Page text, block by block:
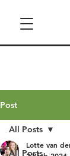
Post
All Posts
All Posts
Lotte van